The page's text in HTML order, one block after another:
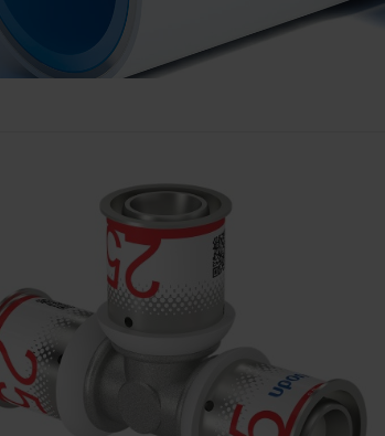
S-Press